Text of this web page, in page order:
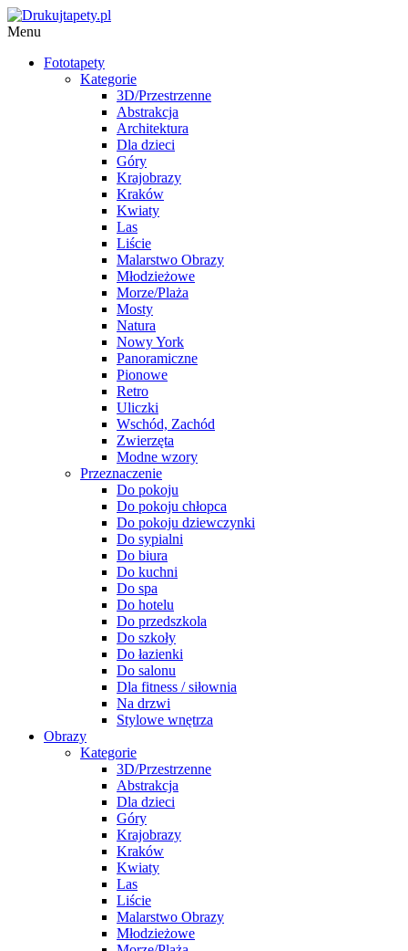
Menu
Fototapety
Kategorie
3D/Przestrzenne
Abstrakcja
Architektura
Dla dzieci
Góry
Krajobrazy
Kraków
Kwiaty
Las
Liście
Malarstwo Obrazy
Młodzieżowe
Morze/Plaża
Mosty
Natura
Nowy York
Panoramiczne
Pionowe
Retro
Uliczki
Wschód, Zachód
Zwierzęta
Modne wzory
Przeznaczenie
Do pokoju
Do pokoju chłopca
Do pokoju dziewczynki
Do sypialni
Do biura
Do kuchni
Do spa
Do hotelu
Do przedszkola
Do szkoły
Do łazienki
Do salonu
Dla fitness / siłownia
Na drzwi
Stylowe wnętrza
Obrazy
Kategorie
3D/Przestrzenne
Abstrakcja
Dla dzieci
Góry
Krajobrazy
Kraków
Kwiaty
Las
Liście
Malarstwo Obrazy
Młodzieżowe